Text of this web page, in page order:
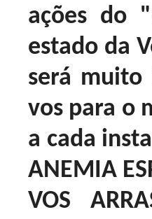
ações do
estado da
será muito
vos para o
a cada
ANEMIA
VOS